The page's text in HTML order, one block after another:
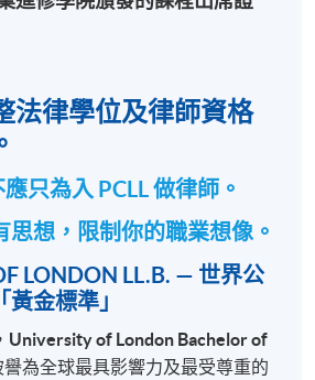
法律學位及律師資格
只為入 PCLL 做律師。
思想，限制你的職業想像。
LONDON LL.B. — 世界公
金標準」
University of London Bachelor of
譽為全球最具影響力及最受尊重的